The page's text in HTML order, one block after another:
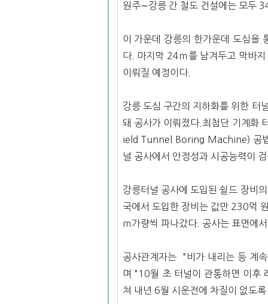
원주∼강릉 간 철도 건설에는 모두
이 가운데 강릉의 한가운데 도심을
다. 마지막 24ｍ를 남겨두고 막바
이뤄질 예정이다.
강릉 도심 구간의 지하화를 위한 터
돼 공사가 이뤄졌다.최첨단 기계화
ield Tunnel Boring Machine) 공
널 공사에서 안정성과 시공능력이
강릉터널 공사에 도입된 쉴드 장비
국에서 도입한 장비는 값만 230억
ｍ가량씩 파나갔다. 공사는 표면에
공사관계자는 "비가 내리는 등 계
며 "10월 초 터널이 관통하면 이후
쳐 내년 6월 시운전에 차질이 없도